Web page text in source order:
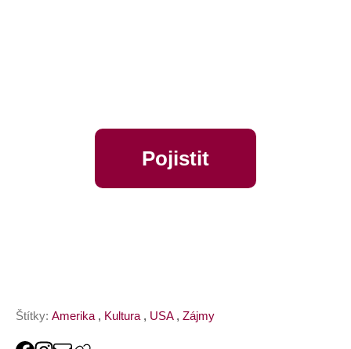
Pojistit
Štítky: Amerika , Kultura , USA , Zájmy